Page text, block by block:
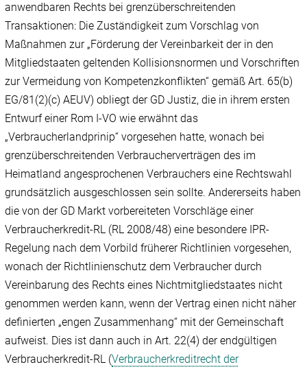
anwendbaren Rechts bei grenzüberschreitenden
Transaktionen: Die Zuständigkeit zum Vorschlag von
Maßnahmen zur „Förderung der Vereinbarkeit der in den
Mitgliedstaaten geltenden Kollisionsnormen und Vorschriften
zur Vermeidung von Kompetenzkonflikten“ gemäß Art. 65(b)
EG/81(2)(c) AEUV) obliegt der GD Justiz, die in ihrem ersten
Entwurf einer Rom I-VO wie erwähnt das
„Verbraucherlandprinip“ vorgesehen hatte, wonach bei
grenzüberschreitenden Verbraucherverträgen des im
Heimatland angesprochenen Verbrauchers eine Rechtswahl
grundsätzlich ausgeschlossen sein sollte. Andererseits haben
die von der GD Markt vorbereiteten Vorschläge einer
Verbraucherkredit-RL (RL 2008/48) eine besondere IPR-
Regelung nach dem Vorbild früherer Richtlinien vorgesehen,
wonach der Richtlinienschutz dem Verbraucher durch
Vereinbarung des Rechts eines Nichtmitgliedstaates nicht
genommen werden kann, wenn der Vertrag einen nicht näher
definierten „engen Zusammenhang“ mit der Gemeinschaft
aufweist. Dies ist dann auch in Art. 22(4) der endgültigen
Verbraucherkredit-RL (Verbraucherkreditrecht der